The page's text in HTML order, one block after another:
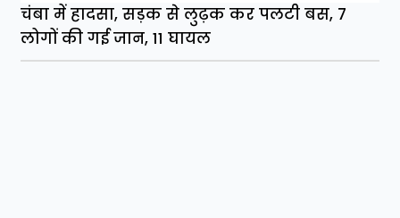
चंबा में हादसा, सड़क से लुढ़क कर पलटी बस, 7
लोगों की गई जान, 11 घायल